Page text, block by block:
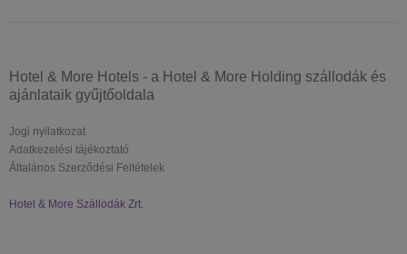
Hotel & More Hotels - a Hotel & More Holding szállodák és
ajánlataik gyűjtőoldala
Jogi nyilatkozat
Adatkezelési tájékoztató
Általános Szerződési Feltételek
Hotel & More Szállodák Zrt.